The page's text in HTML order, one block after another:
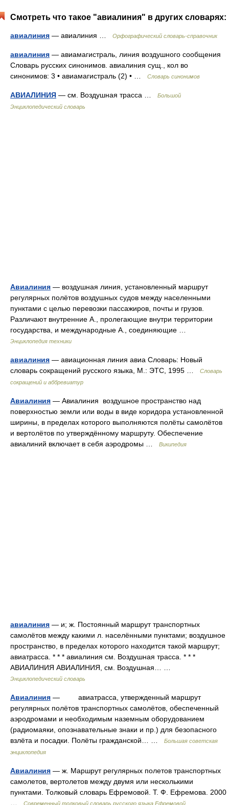
Смотреть что такое "авиалиния" в других словарях:
авиалиния — авиалиния … Орфографический словарь-справочник
авиалиния — авиамагистраль, линия воздушного сообщения
Словарь русских синонимов. авиалиния сущ., кол во
синонимов: 3 • авиамагистраль (2) • …
Словарь синонимов
АВИАЛИНИЯ — см. Воздушная трасса …
Большой
Энциклопедический словарь
Авиалиния — воздушная линия, установленный маршрут
регулярных полётов воздушных судов между населенными
пунктами с целью перевозки пассажиров, почты и грузов.
Различают внутренние А., пролегающие внутри территории
государства, и международные А., соединяющие …
Энциклопедия техники
авиалиния — авиационная линия авиа Словарь: Новый
словарь сокращений русского языка, М.: ЭТС, 1995 …
Словарь
сокращений и аббревиатур
Авиалиния — Авиалиния воздушное пространство над
поверхностью земли или воды в виде коридора установленной
ширины, в пределах которого выполняются полёты самолётов
и вертолётов по утверждённому маршруту. Обеспечение
авиалиний включает в себя аэродромы …
Википедия
авиалиния — и; ж. Постоянный маршрут транспортных
самолётов между какими л. населёнными пунктами; воздушное
пространство, в пределах которого находится такой маршрут;
авиатрасса. * * * авиалиния см. Воздушная трасса. * * *
АВИАЛИНИЯ АВИАЛИНИЯ, см. Воздушная… …
Энциклопедический словарь
Авиалиния — авиатрасса, утвержденный маршрут
регулярных полётов транспортных самолётов, обеспеченный
аэродромами и необходимым наземным оборудованием
(радиомаяки, опознавательные знаки и пр.) для безопасного
взлёта и посадки. Полёты гражданской… …
Большая советская
энциклопедия
Авиалиния — ж. Маршрут регулярных полетов транспортных
самолетов, вертолетов между двумя или несколькими
пунктами. Толковый словарь Ефремовой. Т. Ф. Ефремова. 2000
Современный толковый словарь русского языка Ефремовой